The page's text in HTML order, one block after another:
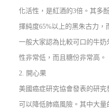
化活性，是紅酒的3倍。其多
擇純度65%以上的黑朱古力，
一般大家認為比較可口的牛
性非常低，而且糖份非常高。
2. 開心果
美國癌症研究協會發表的研究
可以降低肺癌風險。其中大量